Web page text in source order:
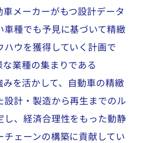
車メーカーがもつ設計データ
車種でも予見に基づいて精緻
ハウを獲得していく計画で
業種の集まりである
を活かして、自動車の精緻
設計・製造から再生までのル
し、経済合理性をもった動静
ェーンの構築に貢献してい